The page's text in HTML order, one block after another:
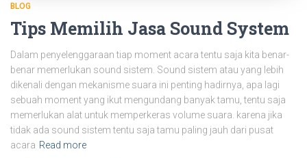
BLOG
Tips Memilih Jasa Sound System
Dalam penyelenggaraan tiap moment acara tentu saja kita benar-
benar memerlukan sound sistem. Sound sistem atau yang lebih
dikenali dengan mekanisme suara ini penting hadirnya, apa lagi
sebuah moment yang ikut mengundang banyak tamu, tentu saja
memerlukan alat untuk memperkeras volume suara. karena jika
tidak ada sound sistem tentu saja tamu paling jauh dari pusat
acara Read more